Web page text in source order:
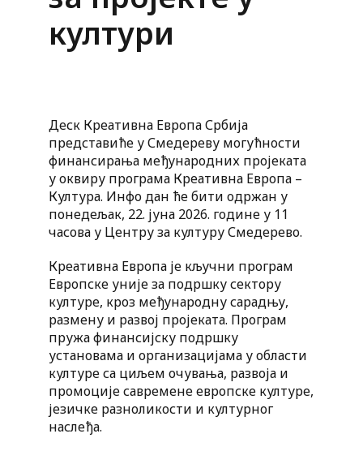
култури
Деск Креативна Европа Србија
представиће у Смедереву могућности
финансирања међународних пројеката
у оквиру програма Креативна Европа –
Култура. Инфо дан ће бити одржан у
понедељак, 22. јуна 2026. године у 11
часова у Центру за културу Смедерево.
Креативна Европа је кључни програм
Европске уније за подршку сектору
културе, кроз међународну сарадњу,
размену и развој пројеката. Програм
пружа финансијску подршку
установама и организацијама у области
културе са циљем очувања, развоја и
промоције савремене европске културе,
језичке разноликости и културног
наслеђа.